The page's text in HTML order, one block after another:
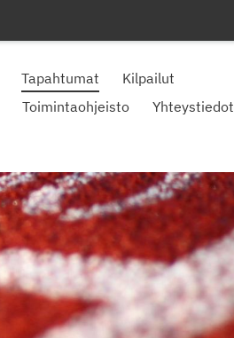
Tapahtumat
Kilpailut
Toimintaohjeisto
Yhteystiedot